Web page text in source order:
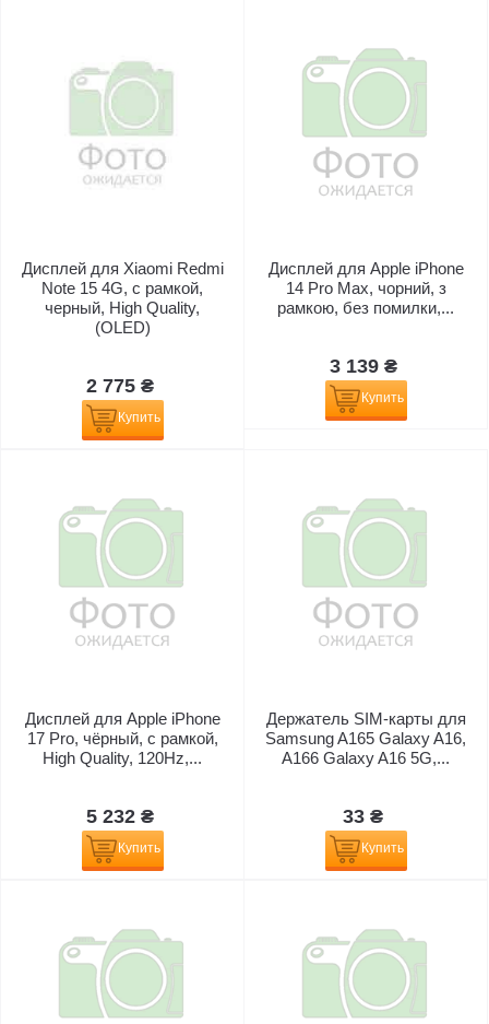
Дисплей для Xiaomi Redmi
Note 15 4G, с рамкой,
черный, High Quality,
(OLED)
2 775 ₴
Купить
Дисплей для Apple iPhone
14 Pro Max, чорний, з
рамкою, без помилки,...
3 139 ₴
Купить
Дисплей для Apple iPhone
17 Pro, чёрный, с рамкой,
High Quality, 120Hz,...
5 232 ₴
Купить
Держатель SIM-карты для
Samsung A165 Galaxy A16,
A166 Galaxy A16 5G,...
33 ₴
Купить